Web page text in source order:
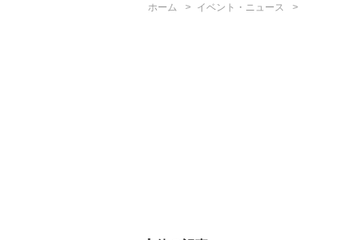
ホーム イベント・ニュース